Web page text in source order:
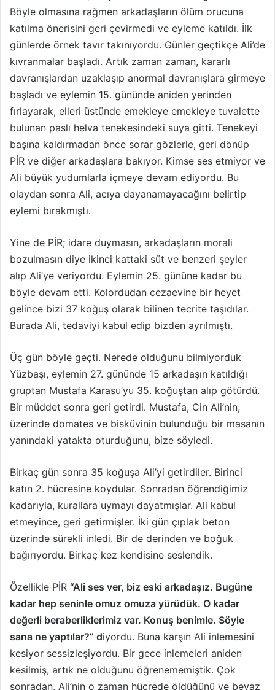
Böyle olmasına rağmen arkadaşların ölüm orucuna
katılma önerisini geri çevirmedi ve eyleme katıldı. İlk
günlerde örnek tavır takınıyordu. Günler geçtikçe Ali’de
kıvranmalar başladı. Artık zaman zaman, kararlı
davranışlardan uzaklaşıp anormal davranışlara girmeye
başladı ve eylemin 15. gününde aniden yerinden
fırlayarak, elleri üstünde emekleye emekleye tuvalette
bulunan paslı helva tenekesindeki suya gitti. Tenekeyi
başına kaldırmadan önce sorar gözlerle, geri dönüp
PİR ve diğer arkadaşlara bakıyor. Kimse ses etmiyor ve
Ali büyük yudumlarla içmeye devam ediyordu. Bu
olaydan sonra Ali, acıya dayanamayacağını belirtip
eylemi bırakmıştı.
Yine de PİR; idare duymasın, arkadaşların morali
bozulmasın diye ikinci kattaki süt ve benzeri şeyler
alıp Ali’ye veriyordu. Eylemin 25. gününe kadar bu
böyle devam etti. Kolordudan cezaevine bir heyet
gelince bizi 37 koğuş olarak bilinen tecrite taşıdılar.
Burada Ali, tedaviyi kabul edip bizden ayrılmıştı.
Üç gün böyle geçti. Nerede olduğunu bilmiyorduk
Yüzbaşı, eylemin 27. gününde 15 arkadaşın katıldığı
gruptan Mustafa Karasu’yu 35. koğuştan alıp götürdü.
Bir müddet sonra geri getirdi. Mustafa, Cin Ali’nin,
üzerinde domates ve bisküvinin bulunduğu bir masanın
yanındaki yatakta oturduğunu, bize söyledi.
Birkaç gün sonra 35 koğuşa Ali’yi getirdiler. Birinci
katın 2. hücresine koydular. Sonradan öğrendiğimiz
kadarıyla, kurallara uymayı dayatmışlar. Ali kabul
etmeyince, geri getirmişler. İki gün çıplak beton
üzerinde sürekli inledi. Bir de derinden ve boğuk
bağırıyordu. Birkaç kez kendisine seslendik.
Özellikle PİR “Ali ses ver, biz eski arkadaşız. Bugüne
kadar hep seninle omuz omuza yürüdük. O kadar
değerli beraberliklerimiz var. Konuş benimle. Söyle
sana ne yaptılar?” diyordu. Buna karşın Ali inlemesini
kesiyor sessizleşiyordu. Bir gece inlemeleri aniden
kesilmiş, artık ne olduğunu öğrenememiştik. Çok
sonradan, Ali’nin o zaman hücrede öldüğünü ve beyaz